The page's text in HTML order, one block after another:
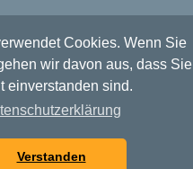
Cookies. Wenn Sie
wir davon aus, dass Sie
einverstanden sind.
Verstanden